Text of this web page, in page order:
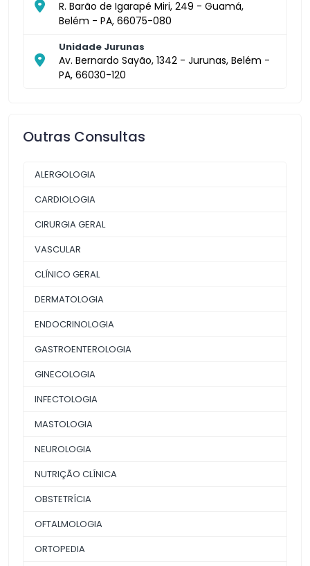
R. Barão de Igarapé Miri, 249 - Guamá,
Belém - PA, 66075-080
Unidade Jurunas
Av. Bernardo Sayão, 1342 - Jurunas, Belém -
PA, 66030-120
Outras Consultas
ALERGOLOGIA
CARDIOLOGIA
CIRURGIA GERAL
VASCULAR
CLÍNICO GERAL
DERMATOLOGIA
ENDOCRINOLOGIA
GASTROENTEROLOGIA
GINECOLOGIA
INFECTOLOGIA
MASTOLOGIA
NEUROLOGIA
NUTRIÇÃO CLÍNICA
OBSTETRÍCIA
OFTALMOLOGIA
ORTOPEDIA